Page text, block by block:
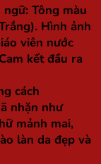
ngữ: Tông màu
Hình ảnh
viên nước
kết đầu ra
cách
nhặn như
mảnh mai,
làn da đẹp và